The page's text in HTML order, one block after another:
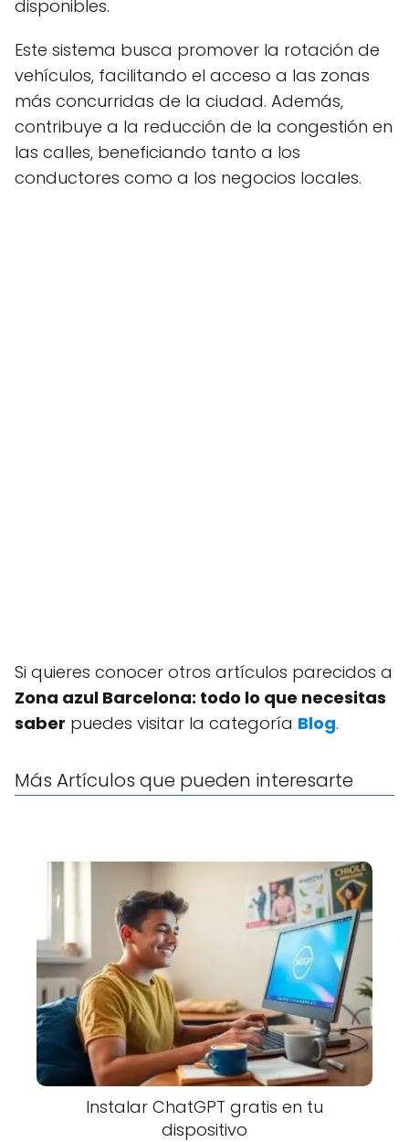
disponibles.
Este sistema busca promover la rotación de
vehículos, facilitando el acceso a las zonas
más concurridas de la ciudad. Además,
contribuye a la reducción de la congestión en
las calles, beneficiando tanto a los
conductores como a los negocios locales.
Si quieres conocer otros artículos parecidos a
Zona azul Barcelona: todo lo que necesitas
saber puedes visitar la categoría Blog.
Más Artículos que pueden interesarte
Instalar ChatGPT gratis en tu
dispositivo